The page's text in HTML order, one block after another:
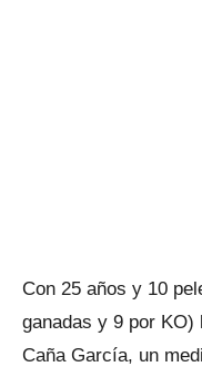
Con 25 años y 10
ganadas y 9 por KO)
Caña García, un